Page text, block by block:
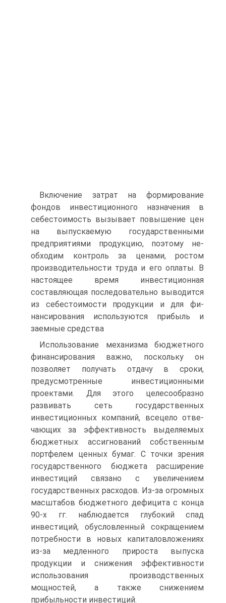
Включение затрат на формирование
фондов инвестиционного назначения в
себестоимость вызывает повышение цен
на выпус­каемую государственными
предприятиями продукцию, поэтому не­
обходим контроль за ценами, ростом
производительности труда и его оплаты. В
настоящее время инвестиционная
составляющая по­следовательно выводится
из себестоимости продукции и для фи­
нансирования используются прибыль и
заемные средства
Использование механизма бюджетного
финансирования важно, поскольку он
позволяет получать отдачу в сроки,
предусмотренные инвестиционными
проектами. Для этого целесообразно
развивать сеть государственных
инвестиционных компаний, всецело отве­
чающих за эффективность выделяемых
бюджетных ассигнований собственным
портфелем ценных бумаг. С точки зрения
государст­венного бюджета расширение
инвестиций связано с увеличением
государственных расходов. Из-за огромных
масштабов бюджетного дефицита с конца
90-х гг. наблюдается глубокий спад
инвестиций, обусловленный сокращением
потребности в новых капиталовложе­ниях
из-за медленного прироста выпуска
продукции и снижения эффективности
использования производственных
мощностей, а также снижением
прибыльности инвестиций.